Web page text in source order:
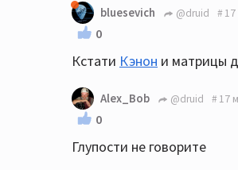
bluesevich @druid
0
Кстати Кэнон и матрицы
Alex_Bob @druid 17
0
Глупости не говорите